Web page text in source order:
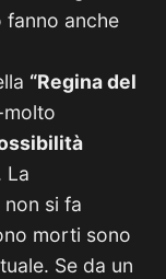
fanno anche
“Regina del
La
non si fa
morti sono
Se da un